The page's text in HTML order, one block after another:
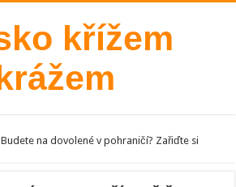
Budete na dovolené v pohraničí? Zařiďte si